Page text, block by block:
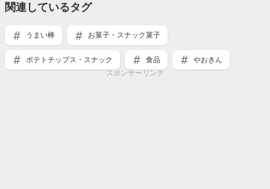
関連しているタグ
うまい棒 お菓子・スナック菓子
ポテトチップス・スナック 食品
やおきん
スポンサーリンク